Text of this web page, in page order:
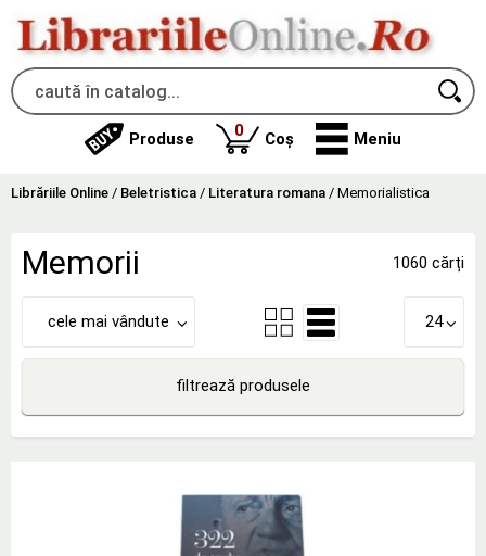
Produse 0produse
Coș Meniu
Librăriile Online / Beletristica / Literatura romana / Memorialistica
Memorii 1060 cărți
cele mai vândute 24
filtrează produsele